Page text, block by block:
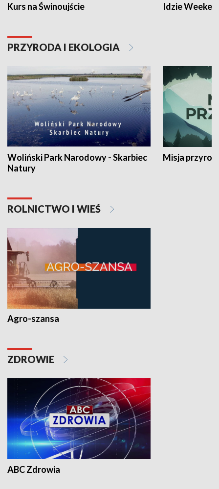
Kurs na Świnoujście Idzie
PRZYRODA I EKOLOGIA
Woliński Park Narodowy - Skarbiec
Natury
Misja
ROLNICTWO I WIEŚ
Agro-szansa
ZDROWIE
ABC Zdrowia